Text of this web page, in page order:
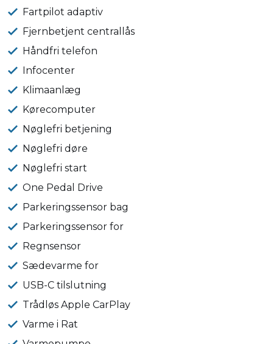
Fartpilot adaptiv
Fjernbetjent centrallås
Håndfri telefon
Infocenter
Klimaanlæg
Kørecomputer
Nøglefri betjening
Nøglefri døre
Nøglefri start
One Pedal Drive
Parkeringssensor bag
Parkeringssensor for
Regnsensor
Sædevarme for
USB-C tilslutning
Trådløs Apple CarPlay
Varme i Rat